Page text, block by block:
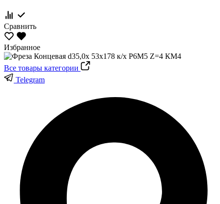
Сравнить
Избранное
Все товары категории
Telegram